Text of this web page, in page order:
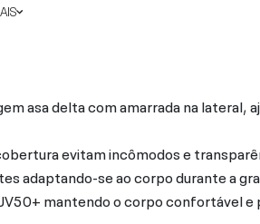
asa delta com amarrada na lateral,
evitam incômodos e
adaptando-se ao corpo durante a
mantendo o corpo confortável e